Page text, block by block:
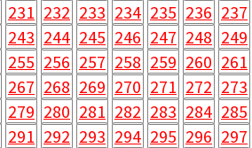
231 232 233 234 235 236 237
243 244 245 246 247 248 249
255 256 257 258 259 260 261
267 268 269 270 271 272 273
279 280 281 282 283 284 285
291 292 293 294 295 296 297